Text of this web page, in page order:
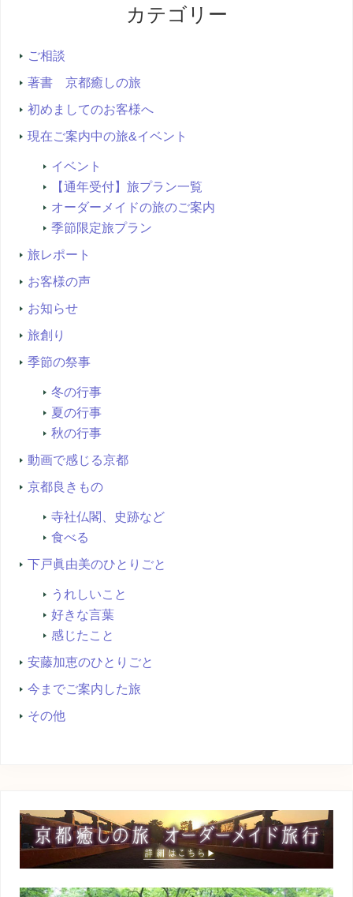
カテゴリー
ご相談
著書 京都癒しの旅
初めましてのお客様へ
現在ご案内中の旅&イベント
イベント
【通年受付】旅プラン一覧
オーダーメイドの旅のご案内
季節限定旅プラン
旅レポート
お客様の声
お知らせ
旅創り
季節の祭事
冬の行事
夏の行事
秋の行事
動画で感じる京都
京都良きもの
寺社仏閣、史跡など
食べる
下戸眞由美のひとりごと
うれしいこと
好きな言葉
感じたこと
安藤加恵のひとりごと
今までご案内した旅
その他